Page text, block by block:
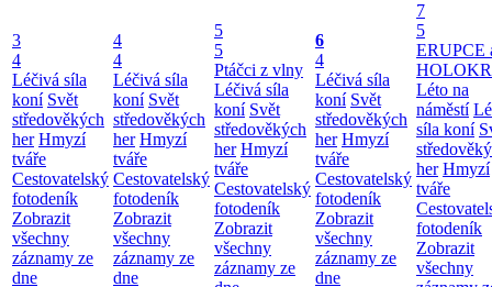
3
4
Léčivá síla
koní Svět
středověkých
her Hmyzí
tváře
Cestovatelský
fotodeník
Zobrazit
všechny
záznamy ze
dne
4
4
Léčivá síla
koní Svět
středověkých
her Hmyzí
tváře
Cestovatelský
fotodeník
Zobrazit
všechny
záznamy ze
dne
5
5
Ptáčci z vlny
Léčivá síla
koní Svět
středověkých
her Hmyzí
tváře
Cestovatelský
fotodeník
Zobrazit
všechny
záznamy ze
6
4
Léčivá síla
koní Svět
středověkých
her Hmyzí
tváře
Cestovatelský
fotodeník
Zobrazit
všechny
záznamy ze
dne
7
5
ERUPCE
Léto na
náměstí
síla koní
her Hmyzí
tváře
fotodeník
Zobrazit
všechny